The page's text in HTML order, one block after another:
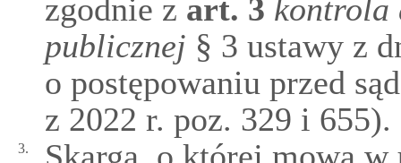
zgodnie z art. 3 kontrola
publicznej § 3 ustawy z
o postępowaniu przed
z 2022 r. poz. 329 i 655).
3.